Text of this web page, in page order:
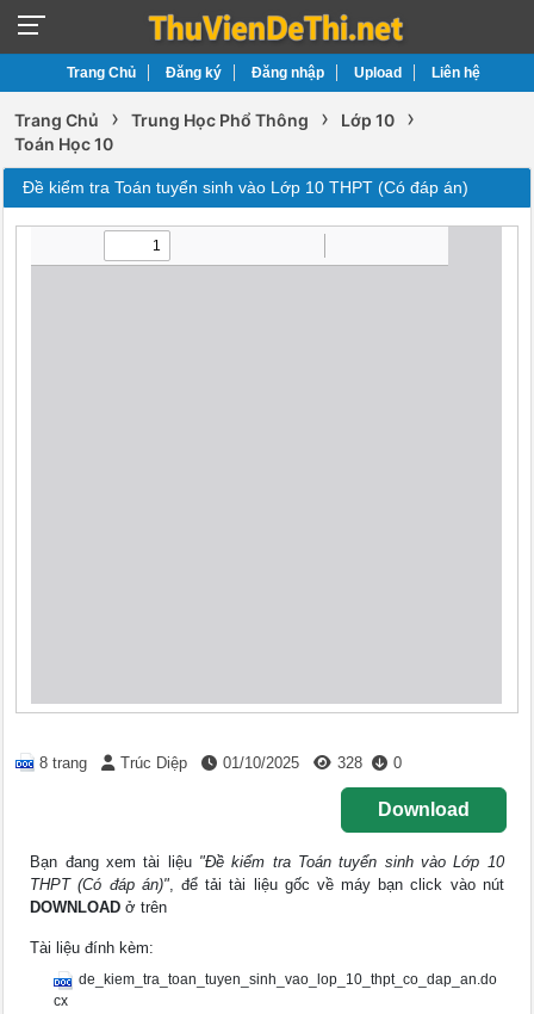
Trang Chủ Đăng ký Đăng nhập Upload Liên hệ
Trang Chủ › Trung Học Phổ Thông › Lớp 10 ›
Toán Học 10
Đề kiểm tra Toán tuyển sinh vào Lớp 10 THPT (Có đáp án)
8 trang Trúc Diệp 01/10/2025 328 0
Download
Bạn đang xem tài liệu "Đề kiểm tra Toán tuyển sinh vào Lớp 10
THPT (Có đáp án)", để tải tài liệu gốc về máy bạn click vào nút
DOWNLOAD ở trên
Tài liệu đính kèm:
de_kiem_tra_toan_tuyen_sinh_vao_lop_10_thpt_co_dap_an.do
cx